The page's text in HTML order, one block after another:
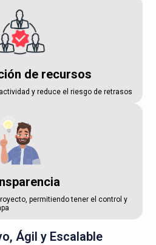
de recursos
y reduce el riesgo de retrasos
permitiendo tener el control y
Ágil y Escalable